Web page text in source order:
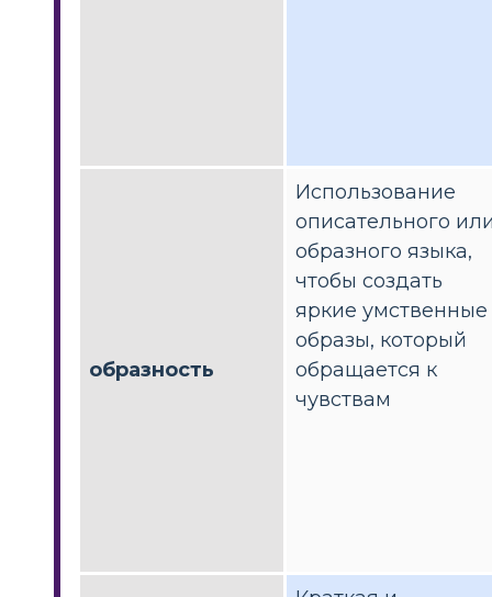
образность
Использование
описательного
образного языка,
чтобы создать
яркие умственные
образы, который
обращается к
чувствам